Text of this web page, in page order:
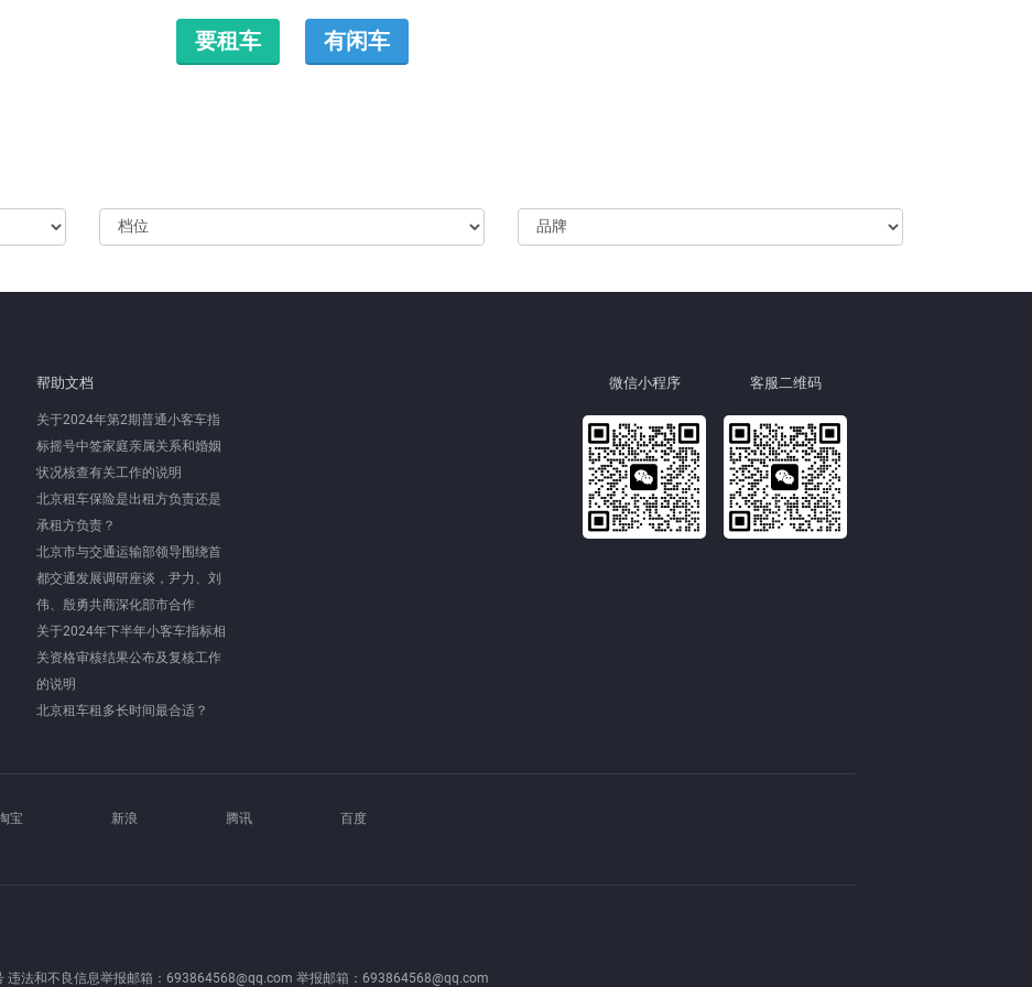
要租车 有闲车
帮助文档
关于2024年第2期普通小客车指
标摇号中签家庭亲属关系和婚姻
状况核查有关工作的说明
北京租车保险是出租方负责还是
承租方负责？
北京市与交通运输部领导围绕首
都交通发展调研座谈，尹力、刘
伟、殷勇共商深化部市合作
关于2024年下半年小客车指标相
关资格审核结果公布及复核工作
的说明
北京租车租多长时间最合适？
微信小程序 客服二维码
宝 新浪 腾讯 百度
违法和不良信息举报邮箱：693864568@qq.com 举报邮箱：693864568@qq.com